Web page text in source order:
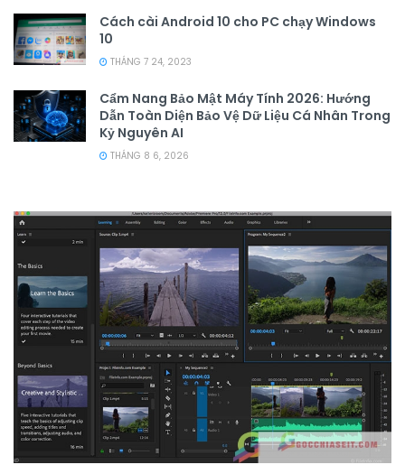
Cách cài Android 10 cho PC chạy Windows
10
THÁNG 7 24, 2023
Cẩm Nang Bảo Mật Máy Tính 2026: Hướng
Dẫn Toàn Diện Bảo Vệ Dữ Liệu Cá Nhân Trong
Kỷ Nguyên AI
THÁNG 8 6, 2026